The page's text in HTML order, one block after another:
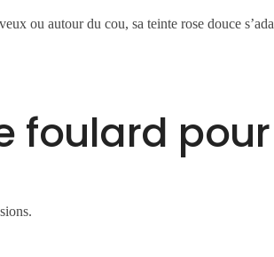
ou autour du cou, sa teinte rose douce
foulard